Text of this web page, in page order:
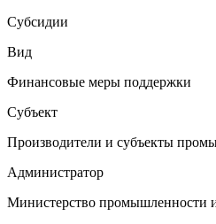
Субсидии
Вид
Финансовые меры поддержки
Субъект
Производители и субъекты
Администратор
Министерство промышленности